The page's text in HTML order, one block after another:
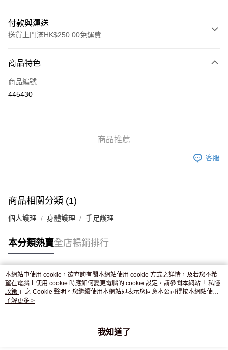
付款與運送
送貨上門滿HK$250.00免運費
信用卡
Apple Pay
付款後門市自取，訂單確認後2-4個工作天到店，7天內取。逾期後
商品特色
商品編號
445430
商品推薦
客服
商品相關分類 (1)
個人護理 身體護理 手足護理
本分類熱賣全店暢銷排行
熱門標籤
熱銷排行
本網站中使用 cookie，欲查詢有關本網站使用 cookie 方式之詳情，及若您不希
望在電腦上使用 cookie 時應如何變更電腦的 cookie 設定，請參閱本網站「 私隱
政策 」之 Cookie 聲明。您繼續使用本網站即表示您同意本公司得按本網站使用
條款之 Cookie 聲明使用 cookie。
了解更多 >
我知道了